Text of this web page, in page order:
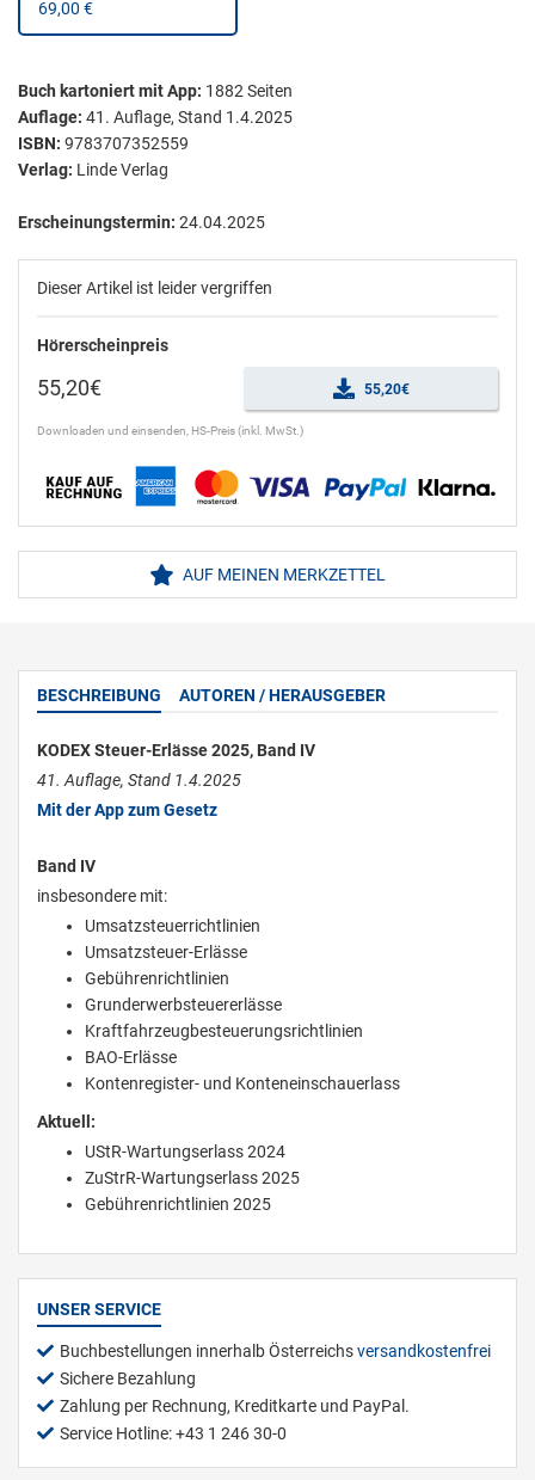
69,00 €
Buch kartoniertmit App: 1882 Seiten
Auflage: 41. Auflage, Stand 1.4.2025
ISBN: 9783707352559
Verlag: Linde Verlag
Erscheinungstermin: 24.04.2025
Dieser Artikel ist leider vergriffen
Hörerscheinpreis
55,20€ 55,20€
Downloaden und einsenden, HS-Preis (inkl. MwSt.)
AUF MEINEN MERKZETTEL
BESCHREIBUNG AUTOREN / HERAUSGEBER
KODEX Steuer-Erlässe 2025, Band IV
41. Auflage, Stand 1.4.2025
Mit der App zum Gesetz
Band IV
insbesondere mit:
Umsatzsteuerrichtlinien
Umsatzsteuer-Erlässe
Gebührenrichtlinien
Grunderwerbsteuererlässe
Kraftfahrzeugbesteuerungsrichtlinien
BAO-Erlässe
Kontenregister- und Konteneinschauerlass
Aktuell:
UStR-Wartungserlass 2024
ZuStrR-Wartungserlass 2025
Gebührenrichtlinien 2025
UNSER SERVICE
Buchbestellungen innerhalb Österreichsversandkostenfrei
Sichere Bezahlung
Zahlung per Rechnung, Kreditkarte und PayPal.
Service Hotline: +43 1 246 30-0